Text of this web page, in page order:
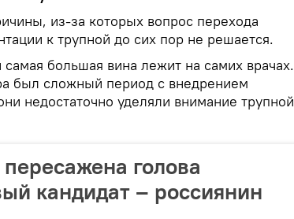
из-за которых вопрос перехода
к трупной до сих пор не решается.
большая вина лежит на самих врачах.
был сложный период с внедрением
недостаточно уделяли внимание трупной
голова
кандидат – россиянин